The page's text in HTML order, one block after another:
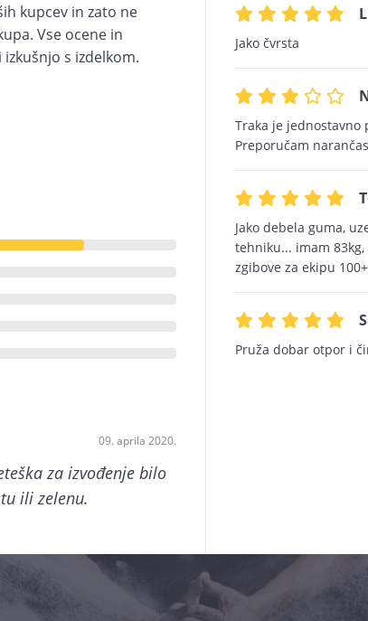
kupcev in zato ne
Vse ocene in
s izdelkom.
09. aprila 2020.
za izvođenje bilo
ili zelenu.
Jako čvrsta
Traka je jednostavno
Preporučam
Jako debela guma,
tehniku... imam
zgibove za ekipu
Pruža dobar otpor i